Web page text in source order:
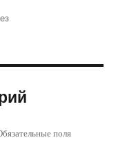
поля